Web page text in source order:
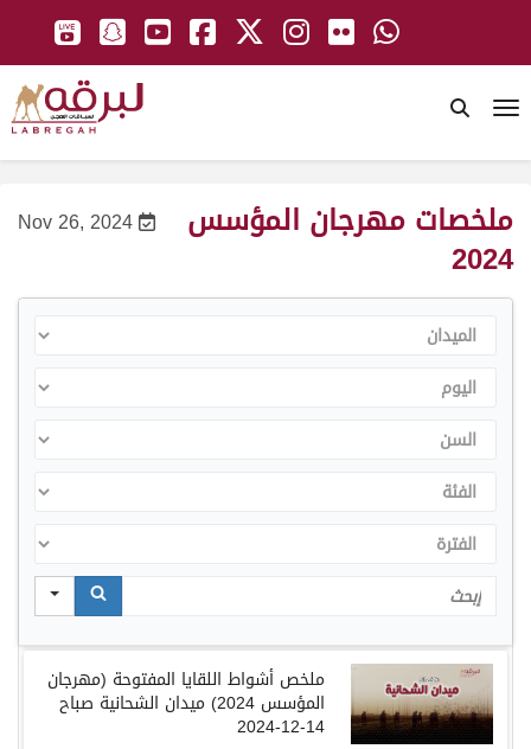
Nov 26, 2024 ملخصات مهرجان المؤسس
2024
الميدان
اليوم
السن
الفئة
الفترة
Search
ملخص أشواط اللقايا المفتوحة (مهرجان
المؤسس 2024) ميدان الشحانية صباح
14-12-2024